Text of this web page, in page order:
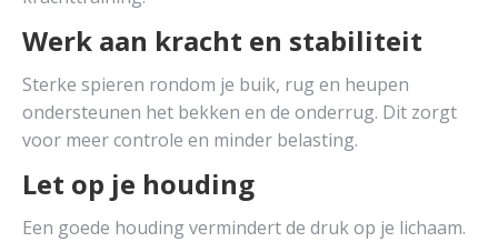
Werk aan kracht en stabiliteit
Sterke spieren rondom je buik, rug en heupen
ondersteunen het bekken en de onderrug. Dit zorgt
voor meer controle en minder belasting.
Let op je houding
Een goede houding vermindert de druk op je lichaam.